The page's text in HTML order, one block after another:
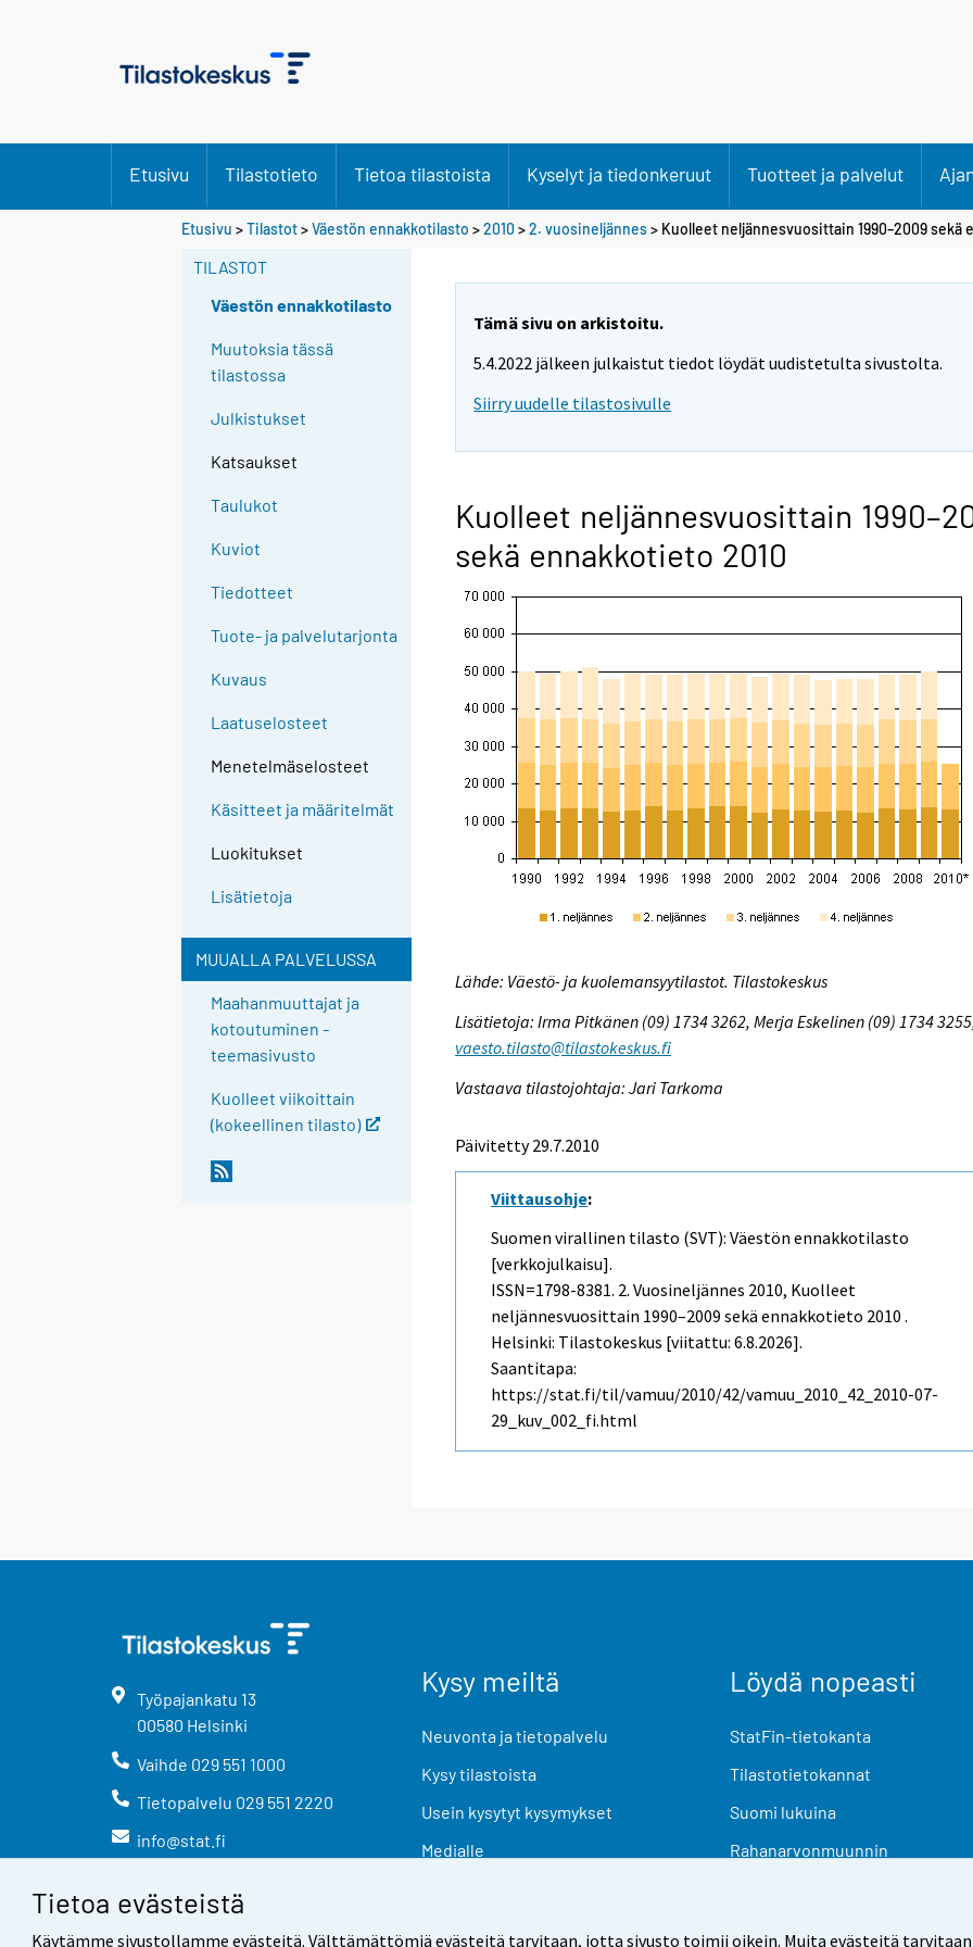
Tietoa evästeistä
Käytämme sivustollamme evästeitä. Välttämättömiä evästeitä tarvitaan, jotta sivusto toimii oikein. Muita evästeitä
Etusivu Tilastotieto Tietoa tilastoista Kyselyt ja tiedonkeruut Tuotteet ja palvelut
Etusivu >Tilastot>Väestön ennakkotilasto >2010 >2. vuosineljännes> Kuolleet neljännesvuosittain 1990–2009 sekä
TILASTOT
Väestön ennakkotilasto
Muutoksia tässä
tilastossa
Julkistukset
Katsaukset
Taulukot
Kuviot
Tiedotteet
Tuote- ja palvelutarjonta
Kuvaus
Laatuselosteet
Menetelmäselosteet
Käsitteet ja määritelmät
Luokitukset
Lisätietoja
MUUALLA PALVELUSSA
Maahanmuuttajat ja
kotoutuminen -
teemasivusto
Kuolleet viikoittain
(kokeellinen tilasto)
Tämä sivu on arkistoitu.
5.4.2022 jälkeen julkaistut tiedot löydät uudistetulta sivustolta.
Siirry uudelle tilastosivulle
Kuolleet neljännesvuosittain
sekä ennakkotieto 2010
Lähde: Väestö- ja kuolemansyytilastot. Tilastokeskus
Lisätietoja: Irma Pitkänen (09) 1734 3262, Merja Eskelinen (09) 1734
vaesto.tilasto@tilastokeskus.fi
Vastaava tilastojohtaja: Jari Tarkoma
Päivitetty 29.7.2010
Viittausohje:
Suomen virallinen tilasto (SVT): Väestön ennakkotilasto
[verkkojulkaisu].
ISSN=1798-8381. 2. Vuosineljännes 2010, Kuolleet
neljännesvuosittain 1990–2009 sekä ennakkotieto 2010 .
Helsinki: Tilastokeskus [viitattu: 6.8.2026].
Saantitapa:
https://stat.fi/til/vamuu/2010/42/vamuu_2010_42_2010-07-
29_kuv_002_fi.html
Työpajankatu 13
00580 Helsinki
Vaihde 029 551 1000
Tietopalvelu 029 551 2220
info@stat.fi
Kysy meiltä
Neuvonta ja tietopalvelu
Kysy tilastoista
Usein kysytyt kysymykset
Medialle
Löydä nopeasti
StatFin-tietokanta
Tilastotietokannat
Suomi lukuina
Rahanarvonmuunnin